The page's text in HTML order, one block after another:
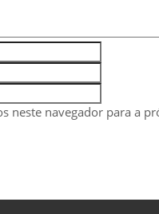
neste navegador para a